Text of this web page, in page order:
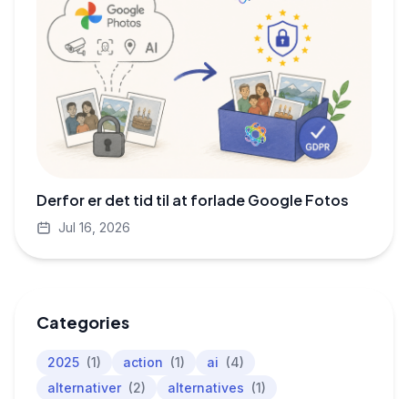
Derfor er det tid til at forlade Google Fotos
Jul 16, 2026
Categories
2025 (1) action (1) ai (4)
alternativer (2) alternatives (1)